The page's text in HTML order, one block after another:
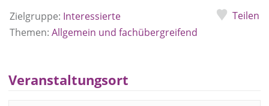
Zielgruppe: Interessierte
Themen: Allgemein und fachübergreifend
Teilen
Veranstaltungsort